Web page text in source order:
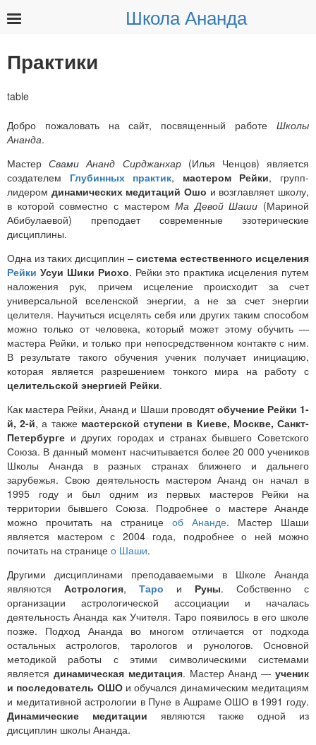
Школа Ананда
Практики
Добро пожаловать на сайт, посвященный работе Школы
Ананда.
МастерСвами Ананд Сирджанхар (Илья Ченцов) является
создателем Глубинных практик, мастером Рейки, групп-
лидером динамических медитаций Ошо и возглавляет школу,
в которой совместно с мастеромМа Девой Шаши (Мариной
Абибулаевой) преподает современные эзотерические
дисциплины.
Одна из таких дисциплин – система естественного исцеления
Рейки Усуи Шики Риохо. Рейки это практика исцеления путем
наложения рук, причем исцеление происходит за счет
универсальной вселенской энергии, а не за счет энергии
целителя. Научиться исцелять себя или других таким способом
можно только от человека, который может этому обучить —
мастера Рейки, и только при непосредственном контакте с ним.
В результате такого обучения ученик получает инициацию,
которая является разрешением тонкого мира на работу с
целительской энергией Рейки.
Как мастера Рейки, Ананд и Шаши проводятобучение Рейки 1-
й, 2-й, а также мастерской ступени в Киеве, Москве, Санкт-
Петербурге и других городах и странах бывшего Советского
Союза. В данный момент насчитывается более 20 000 учеников
Школы Ананда в разных странах ближнего и дальнего
зарубежья. Свою деятельность мастером Ананд он начал в
1995 году и был одним из первых мастеров Рейки на
территории бывшего Союза. Подробнее о мастере Ананде
можно прочитать на странице об Ананде. Мастер Шаши
является мастером с 2004 года, подробнее о ней можно
почитать на странице о Шаши.
Другими дисциплинами преподаваемыми в Школе Ананда
являются Астрология, Таро и Руны. Собственно с
организации астрологической ассоциации и началась
деятельность Ананда как Учителя. Таро появилось в его школе
позже. Подход Ананда во многом отличается от подхода
остальных астрологов, тарологов и рунологов. Основной
методикой работы с этими символическими системами
является динамическая медитация. Мастер Ананд —ученик
и последователь ОШОи обучался динамическим медитациям
и медитативной астрологии в Пуне в Ашраме ОШО в 1991 году.
Динамические медитации являются также одной из
дисциплин школы Ананда.